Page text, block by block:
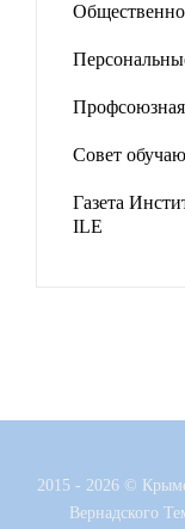
Профсоюзная
Совет
Газета
ILE
2015 - 2026 ©
Вернадского